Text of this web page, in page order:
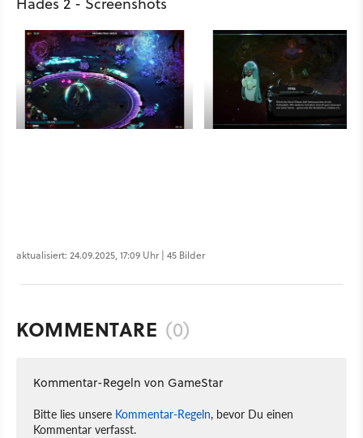
aktualisiert: 24.09.2025, 17:09 Uhr | 45 Bilder
KOMMENTARE (0)
Kommentar-Regeln von GameStar
Bitte lies unsere Kommentar-Regeln, bevor Du einen
Kommentar verfasst.